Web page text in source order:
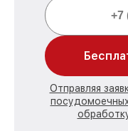
Отправляя